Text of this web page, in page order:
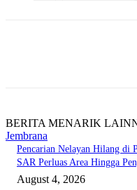
BERITA MENARIK
Jembrana
Pencarian Nelayan Hilang di
SAR Perluas Area Hingga
August 4, 2026